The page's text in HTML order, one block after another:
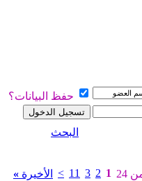
حفظ البيانات؟
البحث
1
2
3
11
> الأخيرة »